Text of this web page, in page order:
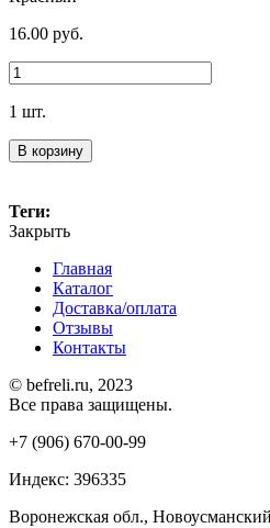
16.00 руб.
1 шт.
В корзину
Теги:
Закрыть
Главная
Каталог
Доставка/оплата
Отзывы
Контакты
© befreli.ru, 2023
Все права защищены.
+7 (906) 670-00-99
Индекс: 396335
Воронежская обл.,